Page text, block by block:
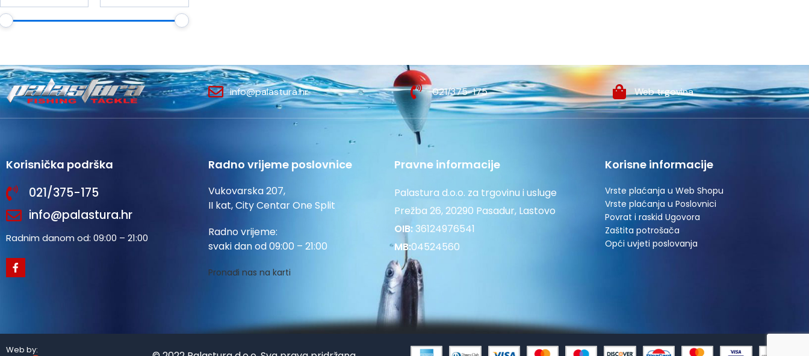
info@palastura.hr 021/375-175 Web trgovina
Korisnička podrška
021/375-175
info@palastura.hr
Radnim danom od: 09:00 – 21:00
Radno vrijeme poslovnice
Vukovarska 207,
II kat, City Centar One Split
Radno vrijeme:
svaki dan od 09:00 – 21:00
Pronađi nas na karti
Pravne informacije
Palastura d.o.o. za trgovinu i usluge
Prežba 26, 20290 Pasadur, Lastovo
OIB:36124976541
MB:04524560
Korisne informacije
Vrste plaćanja u Web Shopu
Vrste plaćanja u Poslovnici
Povrat i raskid Ugovora
Zaštita potrošača
Opći uvjeti poslovanja
Web by: